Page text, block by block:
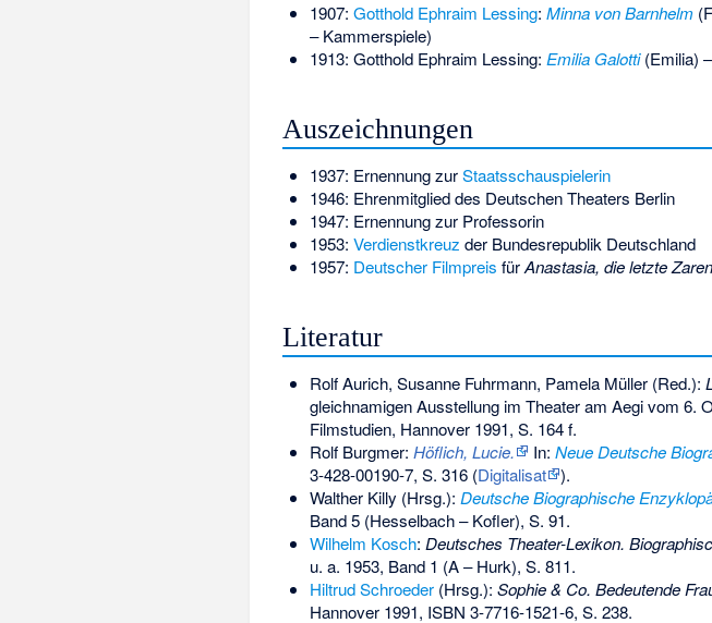
1907: Gotthold Ephraim Lessing: Minna von Barnhelm
– Kammerspiele)
1913: Gotthold Ephraim Lessing: Emilia Galotti(Emilia)
Auszeichnungen
1937: Ernennung zurStaatsschauspielerin
1946: Ehrenmitglied des Deutschen Theaters Berlin
1947: Ernennung zur Professorin
1953: Verdienstkreuz der Bundesrepublik Deutschland
1957: Deutscher Filmpreis fürAnastasia, die letzte
Literatur
Rolf Aurich, Susanne Fuhrmann, Pamela Müller (Red.):
gleichnamigen Ausstellung im Theater am Aegi vom 6.
Filmstudien, Hannover 1991, S. 164 f.
Rolf Burgmer: Höflich, Lucie. In: Neue Deutsche
3-428-00190-7, S. 316 (Digitalisat
).
Walther Killy (Hrsg.): Deutsche Biographische
Band 5 (Hesselbach – Kofler), S. 91.
Wilhelm Kosch: Deutsches Theater-Lexikon.
u. a. 1953, Band 1 (A – Hurk), S. 811.
Hiltrud Schroeder(Hrsg.): Sophie & Co. Bedeutende
Hannover 1991, ISBN 3-7716-1521-6, S. 238.